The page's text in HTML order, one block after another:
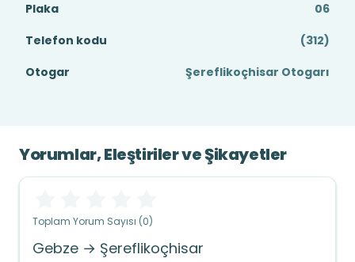
Plaka
06
Telefon kodu
(312)
Otogar
Şereflikoçhisar Otogarı
Yorumlar, Eleştiriler ve Şikayetler
Toplam Yorum Sayısı (0)
Gebze → Şereflikoçhisar